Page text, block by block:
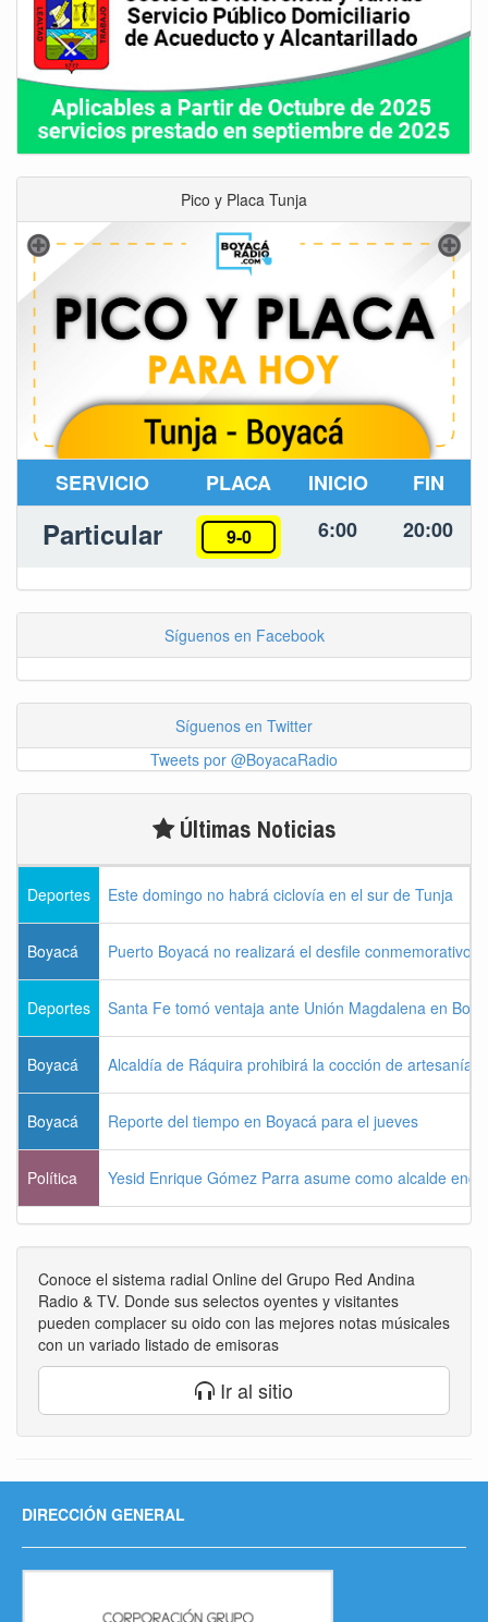
Pico y Placa Tunja
SERVICIO PLACA INICIO FIN
Particular 9-0 6:00 20:00
Síguenos en Facebook
Síguenos en Twitter
Tweets por @BoyacaRadio
Últimas Noticias
Deportes Este domingo no habrá ciclovía en el sur de Tunja
Boyacá Puerto Boyacá no realizará el desfile conmemorativo
Deportes Santa Fe tomó ventaja ante Unión Magdalena en
Boyacá Alcaldía de Ráquira prohibirá la cocción de
Boyacá Reporte del tiempo en Boyacá para el jueves
Política Yesid Enrique Gómez Parra asume como alcalde
Conoce el sistema radial Online del Grupo Red Andina
Radio & TV. Donde sus selectos oyentes y visitantes
pueden complacer su oido con las mejores notas músicales
con un variado listado de emisoras
Ir al sitio
DIRECCIÓN GENERAL